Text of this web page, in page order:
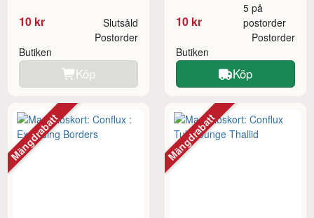
10 kr Slutsåld
Butiken
Postorder
Köp
10 kr
5 på
postorder
Butiken
Postorder
Köp
Mängdrabatt Mängdrabatt